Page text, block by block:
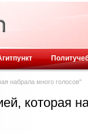
набрала много голосов"
которая